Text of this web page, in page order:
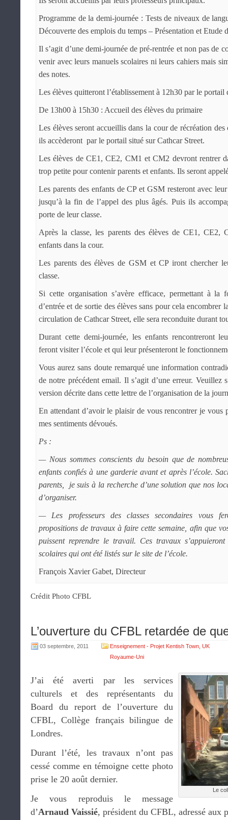
Programme de la demi-journée : Tests de niveaux de
Découverte des emplois du temps – Présentation et Etude
Il s’agit d’une demi-journée de pré-rentrée et non pas de
venir avec leurs manuels scolaires ni leurs cahiers mais
des notes.
Les élèves quitteront l’établissement à 12h30 par le
De 13h00 à 15h30 : Accueil des élèves du primaire
Les élèves seront accueillis dans la cour de récréation des
ils accèderont par le portail situé sur Cathcar Street.
Les élèves de CE1, CE2, CM1 et CM2 devront rentrer
trop petite pour contenir parents et enfants. Ils seront
Les parents des enfants de CP et GSM resteront avec
jusqu’à la fin de l’appel des plus âgés. Puis ils
porte de leur classe.
Après la classe, les parents des élèves de CE1, CE2,
enfants dans la cour.
Les parents des élèves de GSM et CP iront chercher
classe.
Si cette organisation s’avère efficace, permettant à la
d’entrée et de sortie des élèves sans pour cela encombrer
circulation de Cathcar Street, elle sera reconduite durant
Durant cette demi-journée, les enfants rencontreront
feront visiter l’école et qui leur présenteront le
Vous aurez sans doute remarqué une information
de notre précédent email. Il s’agit d’une erreur. Veuillez
version décrite dans cette lettre de l’organisation de la
En attendant d’avoir le plaisir de vous rencontrer je vous
mes sentiments dévoués.
Ps :
— Nous sommes conscients du besoin que de
enfants confiés à une garderie avant et après l’école.
parents, je suis à la recherche d’une solution que nos
d’organiser.
— Les professeurs des classes secondaires vous
propositions de travaux à faire cette semaine, afin que
puissent reprendre le travail. Ces travaux
scolaires qui ont été listés sur le site de l’école.
François Xavier Gabet, Directeur
Crédit Photo CFBL
L’ouverture du CFBL retardée de
03 septembre, 2011 Enseignement - Projet Kentish Town UK
Royaume-Uni
Le
J’ai été averti par les services
culturels et des représentants du
Board du report de l’ouverture du
CFBL, Collège français bilingue de
Londres.
Durant l’été, les travaux n’ont pas
cessé comme en témoigne cette photo
prise le 20 août dernier.
Je vous reproduis le message
d’Arnaud Vaissié, président du CFBL, adressé aux